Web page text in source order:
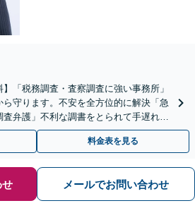
「税務調査・査察調査に強い事務所」
守ります。不安を全方位的に解決「急
弁護」不利な調書をとられて手遅れに
料金表を見る
メールでお問い合わせ